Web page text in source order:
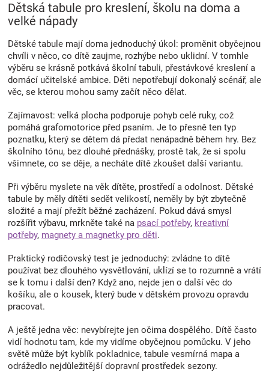
Novinky
Značky
Blog
Hračkářství
Přihlášení
Dětská tabule pro kreslení, školu na doma a
velké nápady
Dětské tabule mají doma jednoduchý úkol: proměnit obyčejnou
chvíli v něco, co dítě zaujme, rozhýbe nebo uklidní. V tomhle
výběru se krásně potkává školní tabuli, přestávkové kreslení a
domácí učitelské ambice. Děti nepotřebují dokonalý scénář, ale
věc, se kterou mohou samy začít něco dělat.
Zajímavost: velká plocha podporuje pohyb celé ruky, což
pomáhá grafomotorice před psaním. Je to přesně ten typ
poznatku, který se dětem dá předat nenápadně během hry. Bez
školního tónu, bez dlouhé přednášky, prostě tak, že si spolu
všimnete, co se děje, a necháte dítě zkoušet další variantu.
Při výběru myslete na věk dítěte, prostředí a odolnost. Dětské
tabule by měly dítěti sedět velikostí, neměly by být zbytečně
složité a mají přežít běžné zacházení. Pokud dává smysl
rozšířit výbavu, mrkněte také na psací potřeby, kreativní
potřeby, magnety a magnetky pro děti.
Praktický rodičovský test je jednoduchý: zvládne to dítě
používat bez dlouhého vysvětlování, uklízí se to rozumně a vrátí
se k tomu i další den? Když ano, nejde jen o další věc do
košíku, ale o kousek, který bude v dětském provozu opravdu
pracovat.
A ještě jedna věc: nevybírejte jen očima dospělého. Dítě často
vidí hodnotu tam, kde my vidíme obyčejnou pomůcku. V jeho
světě může být kyblík pokladnice, tabule vesmírná mapa a
odrážedlo nejdůležitější dopravní prostředek sezony.